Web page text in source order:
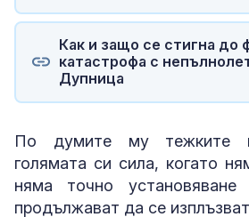
Как и защо се стигна до
катастрофа с
Дупница
По думите му тежките
голямата си сила, когато
няма точно установяване
продължават да се